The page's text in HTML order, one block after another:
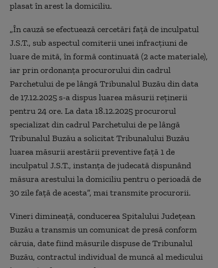
plasat în arest la domiciliu.
„În cauză se efectuează cercetări faţă de inculpatul
J.S.T., sub aspectul comiterii unei infracţiuni de
luare de mită, în formă continuată (2 acte materiale),
iar prin ordonanţa procurorului din cadrul
Parchetului de pe lângă Tribunalul Buzău din data
de 17.12.2025 s-a dispus luarea măsurii reţinerii
pentru 24 ore. La data 18.12.2025 procurorul
specializat din cadrul Parchetului de pe lângă
Tribunalul Buzău a solicitat Tribunalului Buzău
luarea măsurii arestării preventive faţă 1 de
inculpatul J.S.T., instanţa de judecată dispunând
măsura arestului la domiciliu pentru o perioadă de
30 zile faţă de acesta”, mai transmite procurorii.
Vineri dimineaţă, conducerea Spitalului Judeţean
Buzău a transmis un comunicat de presă conform
căruia, date fiind măsurile dispuse de Tribunalul
Buzău, contractul individual de muncă al medicului